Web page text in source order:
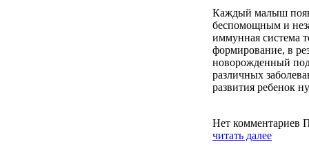
Каждый малыш
беспомощным и
иммунная система
формирование, в
новорожденный
различных
развития ребенок
Нет комментариев
читать далее